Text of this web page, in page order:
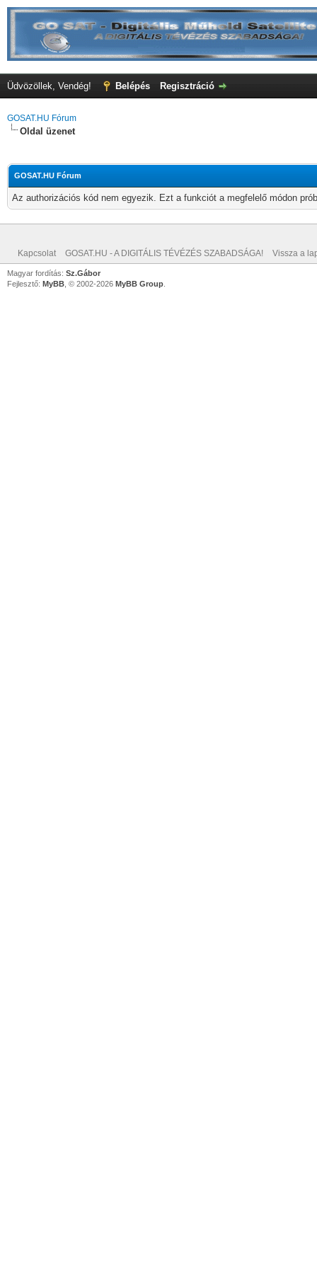
Üdvözöllek, Vendég! Belépés Regisztráció
GOSAT.HU Fórum
Oldal üzenet
GOSAT.HU Fórum
Az authorizációs kód nem egyezik. Ezt a funkciót a megfelelő módon
Kapcsolat GOSAT.HU - A DIGITÁLIS TÉVÉZÉS SZABADSÁGA! Vissza a
Magyar fordítás: Sz.Gábor
Fejlesztő: MyBB , © 2002-2026 MyBB Group